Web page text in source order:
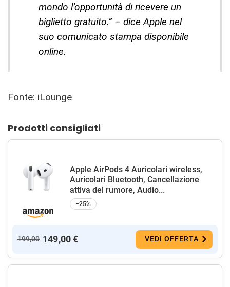
mondo l’opportunità di ricevere un
biglietto gratuito.” – dice Apple nel
suo comunicato stampa disponibile
online.
Fonte: iLounge
Prodotti consigliati
Apple AirPods 4 Auricolari wireless,
Auricolari Bluetooth, Cancellazione
attiva del rumore, Audio...
−25%
199,00 149,00 € VEDI OFFERTA